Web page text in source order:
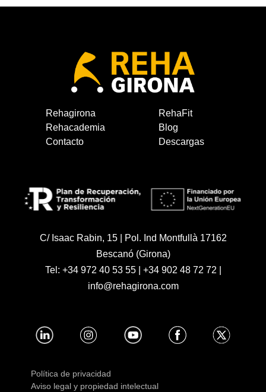
Rehagirona
RehaFit
Rehacademia
Blog
Contacto
Descargas
C/ Isaac Rabin, 15 | Pol. Ind Montfullà 17162
Bescanó (Girona)
Tel: +34 972 40 53 55| +34 902 48 72 72
info@rehagirona.com
Política de privacidad
Aviso legal y propiedad intelectual